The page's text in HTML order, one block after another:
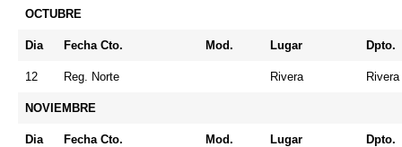
OCTUBRE
Dia Fecha Cto. Mod. Lugar Dpto.
12 Reg. Norte Rivera Rivera
NOVIEMBRE
Dia Fecha Cto. Mod. Lugar Dpto.